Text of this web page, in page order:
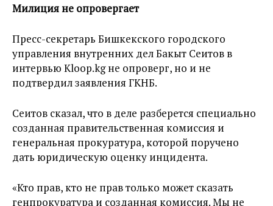
Милиция не опровергает
Пресс-секретарь Бишкекского городского
управления внутренних дел Бакыт Сеитов в
интервью Kloop.kg не опроверг, но и не
подтвердил заявления ГКНБ.
Сеитов сказал, что в деле разберется специально
созданная правительственная комиссия и
генеральная прокуратура, которой поручено
дать юридическую оценку инцидента.
«Кто прав, кто не прав только может сказать
генпрокуратура и созданная комиссия. Мы не